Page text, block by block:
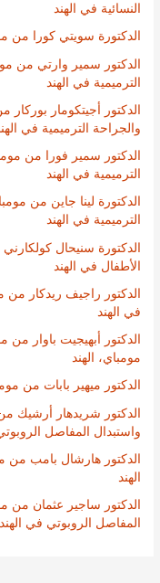
النسائية في الهند
الدكتورة سويتي كورا من
الدكتور سمير وارتي من
الترميمية في الهند
الدكتور أجيتكومار
والجراحة الترميمية في
الدكتور سمير فورا من
الترميمية في الهند
الدكتورة لينا جاين من
الترميمية في الهند
الدكتورة سنيحال
الأطفال في الهند
الدكتور راجيف ريدكار من
في الهند
الدكتور أبهيجيت باوار
مومباي، الهند
الدكتور ميهير بابات من
الدكتور شريدهار أرشيك
واستبدال المفاصل
الدكتور هارشال بامب من
الهند
الدكتور ساجير عثمان من
المفاصل الروبوتي في الهند